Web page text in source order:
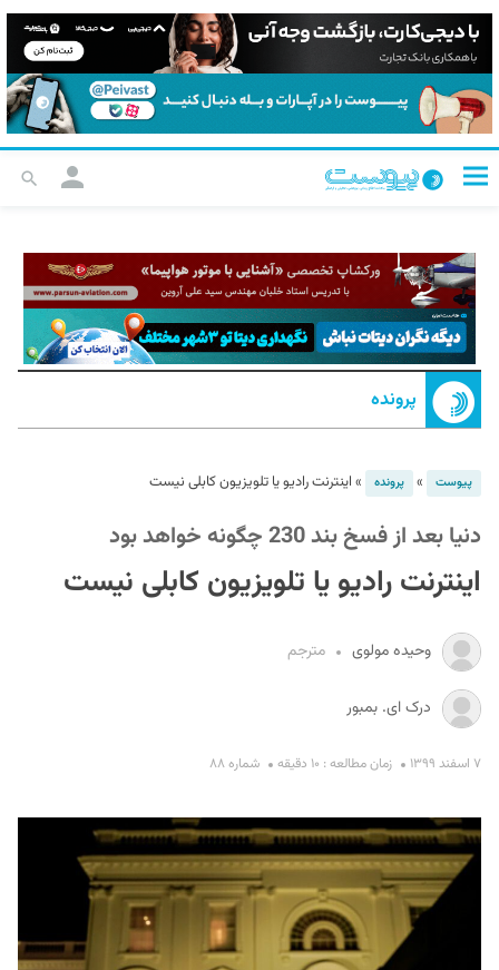
پرونده
پیوست » پرونده » اینترنت رادیو یا تلویزیون کابلی نیست
دنیا بعد از فسخ بند 230 چگونه خواهد بود
اینترنت رادیو یا تلویزیون کابلی نیست
وحیده مولوی مترجم
درک ای. بمبور
۷ اسفند ۱۳۹۹ زمان مطالعه : ۱۰ دقیقه شماره ۸۸